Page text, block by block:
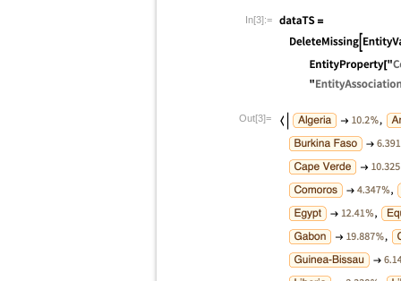
In[3]:=
Out[3]=